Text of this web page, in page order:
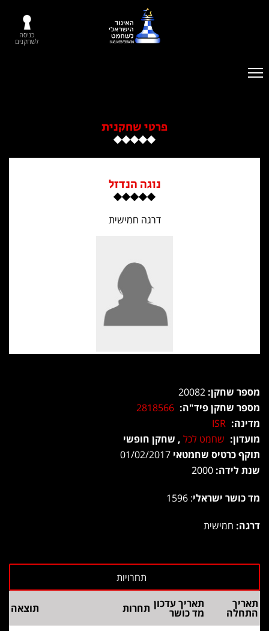
כניסה
לשחקנים
פרטי שחקנית
נוגה הנדזל
דרגה חמישית
מספר שחקן:
מספר שחקן פיד"ה: 2818566
מדינה: ISR
מועדון: שחמט לכל , שחקן חופשי
תוקף כרטיס שחמטאי
שנת לידה:
מד כושר ישראלי: 1596
דרגה: חמישית
תאריך
התחלה
תאריך עדכון
מד כושר תחרות תוצאה